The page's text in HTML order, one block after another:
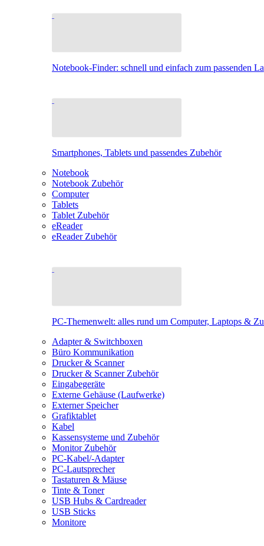
Notebook-Finder: schnell und einfach zum passenden
Smartphones, Tablets und passendes Zubehör
Notebook
Notebook Zubehör
Computer
Tablets
Tablet Zubehör
eReader
eReader Zubehör
PC-Themenwelt: alles rund um Computer, Laptops &
Adapter & Switchboxen
Büro Kommunikation
Drucker & Scanner
Drucker & Scanner Zubehör
Eingabegeräte
Externe Gehäuse (Laufwerke)
Externer Speicher
Grafiktablet
Kabel
Kassensysteme und Zubehör
Monitor Zubehör
PC-Kabel/-Adapter
PC-Lautsprecher
Tastaturen & Mäuse
Tinte & Toner
USB Hubs & Cardreader
USB Sticks
Monitore